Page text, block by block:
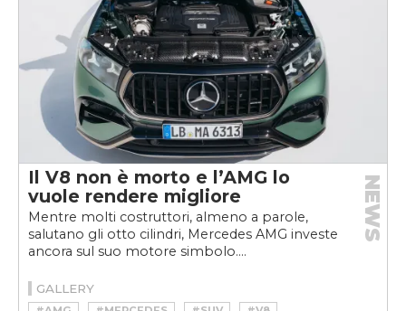
Il V8 non è morto e l’AMG lo
vuole rendere migliore
Mentre molti costruttori, almeno a parole,
salutano gli otto cilindri, Mercedes AMG investe
ancora sul suo motore simbolo....
NEWS
GALLERY